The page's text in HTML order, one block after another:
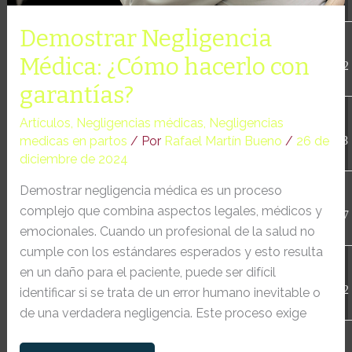
licencia.txt
17.51
23:07:52
KB
20:11:18
llms.txt
1.67
17:01:47
3.95
KB
23:07:52
Alzira
Demostrar Negligencia
Médica: ¿Cómo hacerlo con
garantías?
Artículos, Negligencias médicas, Negligencias
medicas en partos / Por Rafael Martín Bueno / 26 de
diciembre de 2024
Demostrar negligencia médica es un proceso
complejo que combina aspectos legales, médicos y
emocionales. Cuando un profesional de la salud no
cumple con los estándares esperados y esto resulta
en un daño para el paciente, puede ser difícil
identificar si se trata de un error humano inevitable o
de una verdadera negligencia. Este proceso exige